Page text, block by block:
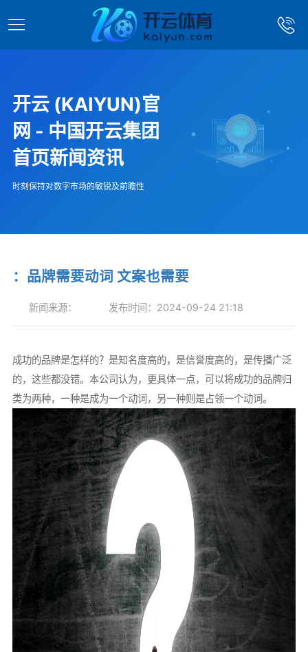
开云 (KAIYUN)官
网 - 中国开云集团
首页新闻资讯
时刻保持对数字市场的敏锐及前瞻性
：品牌需要动词 文案也需要
新闻来源： 发布时间：2024-09-24 21:18
成功的品牌是怎样的？是知名度高的，是信誉度高的，是传播广泛
的，这些都没错。本公司认为，更具体一点，可以将成功的品牌归
类为两种，一种是成为一个动词，另一种则是占领一个动词。